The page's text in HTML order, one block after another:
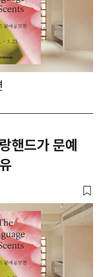
핸드가 문예